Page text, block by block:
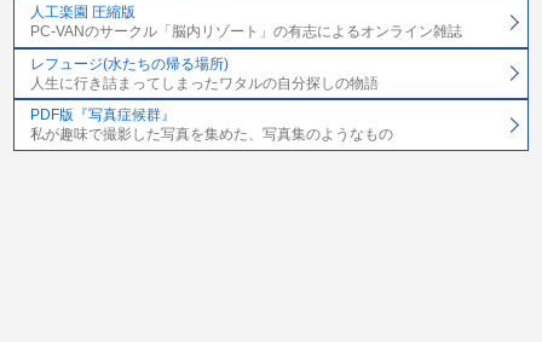
人工楽園 圧縮版
PC-VANのサークル「脳内リゾート」の有志によるオンライン雑誌
レフュージ(水たちの帰る場所)
人生に行き詰まってしまったワタルの自分探しの物語
PDF版『写真症候群』
私が趣味で撮影した写真を集めた、写真集のようなもの